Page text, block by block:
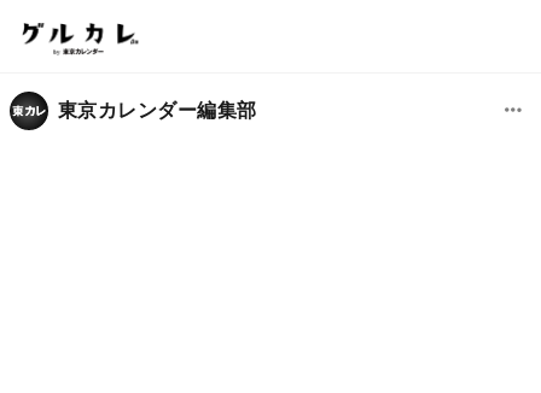
東京カレンダー編集部